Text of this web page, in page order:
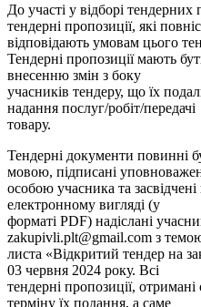
До участі у відборі
тендерні пропозиції, які
відповідають умовам цього
Тендерні пропозиції мають
внесенню змін з боку
учасників тендеру, що їх
надання послуг/робіт/передачі
товару.
Тендерні документи повинні
мовою, підписані
особою учасника та
електронному вигляді (у
форматі PDF) надіслані
zakupivli.plt@gmail.com з
листа «Відкритий тендер на
03 червня 2024 року. Всі
тендерні пропозиції,
терміну їх подання, а саме